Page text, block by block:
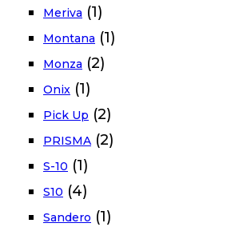
Meriva (1)
Montana (1)
Monza (2)
Onix (1)
Pick Up (2)
PRISMA (2)
S-10 (1)
S10 (4)
Sandero (1)